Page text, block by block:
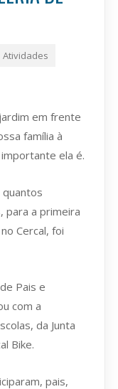
Atividades
em frente
família à
ela é.
para a primeira
Cercal, foi
Pais e
com a
da Junta
Bike.
pais,